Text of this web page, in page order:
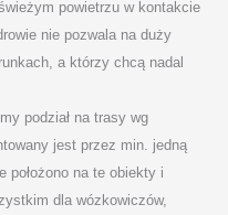
powietrzu w kontakcie
nie pozwala na duży
a którzy chcą nadal
podział na trasy wg
jest przez min. jedną
położono na te obiekty i
dla wózkowiczów,